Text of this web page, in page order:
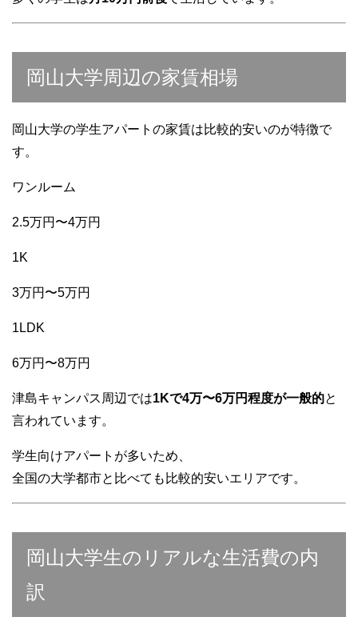
岡山大学周辺の家賃相場
岡山大学の学生アパートの家賃は比較的安いのが特徴で
す。
ワンルーム
2.5万円〜4万円
1K
3万円〜5万円
1LDK
6万円〜8万円
津島キャンパス周辺では1Kで4万〜6万円程度が一般的と
言われています。
学生向けアパートが多いため、
全国の大学都市と比べても比較的安いエリアです。
岡山大学生のリアルな生活費の内
訳